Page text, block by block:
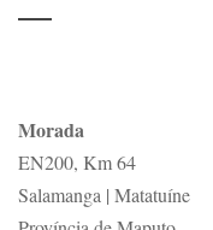
Morada
EN200, Km 64
Salamanga | Matatuíne